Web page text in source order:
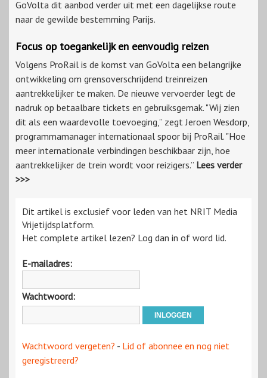
GoVolta dit aanbod verder uit met een dagelijkse route
naar de gewilde bestemming Parijs.
Focus op toegankelijk en eenvoudig reizen
Volgens ProRail is de komst van GoVolta een belangrijke
ontwikkeling om grensoverschrijdend treinreizen
aantrekkelijker te maken. De nieuwe vervoerder legt de
nadruk op betaalbare tickets en gebruiksgemak. "Wij zien
dit als een waardevolle toevoeging,” zegt Jeroen Wesdorp,
programmamanager internationaal spoor bij ProRail. "Hoe
meer internationale verbindingen beschikbaar zijn, hoe
aantrekkelijker de trein wordt voor reizigers.” Lees verder
>>>
Dit artikel is exclusief voor leden van het NRIT Media
Vrijetijdsplatform.
Het complete artikel lezen? Log dan in of word lid.
E-mailadres:
Wachtwoord:
Wachtwoord vergeten? - Lid of abonnee en nog niet
geregistreerd?